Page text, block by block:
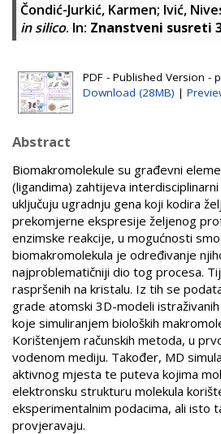
Čondić-Jurkić, Karmen; Ivić,
in silico. In: Znanstveni susreti
PDF - Published Version -
Download (28MB) |
Abstract
Biomakromolekule su građevni
(ligandima) zahtijeva
uključuju ugradnju gena koji kodira
prekomjerne ekspresije željenog
enzimske reakcije, u mogućnosti
biomakromolekula je određivanje
najproblematičniji dio tog procesa.
raspršenih na kristalu. Iz tih se
grade atomski 3D-modeli
koje simuliranjem bioloških
Korištenjem računskih metoda, u
vodenom mediju. Također, MD
aktivnog mjesta te puteva kojima
elektronsku strukturu molekula
eksperimentalnim podacima, ali isto
provjeravaju.